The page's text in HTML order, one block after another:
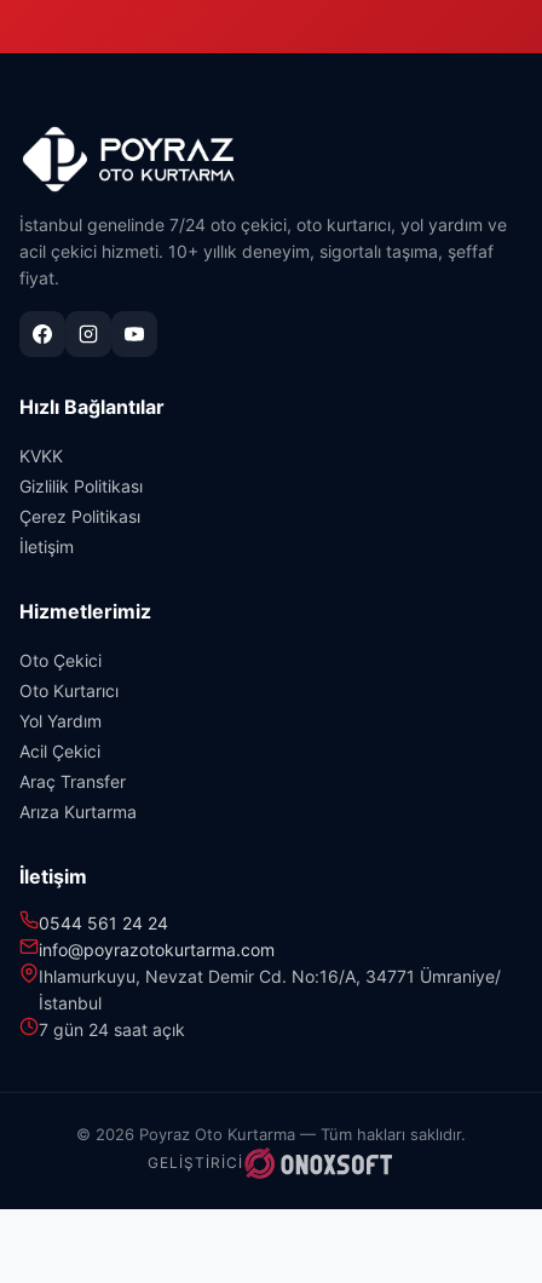
İstanbul genelinde 7/24 oto çekici, oto kurtarıcı, yol yardım ve
acil çekici hizmeti. 10+ yıllık deneyim, sigortalı taşıma, şeffaf
fiyat.
Hızlı Bağlantılar
KVKK
Gizlilik Politikası
Çerez Politikası
İletişim
Hizmetlerimiz
Oto Çekici
Oto Kurtarıcı
Yol Yardım
Acil Çekici
Araç Transfer
Arıza Kurtarma
İletişim
0544 561 24 24
info@poyrazotokurtarma.com
Ihlamurkuyu, Nevzat Demir Cd. No:16/A, 34771 Ümraniye/
İstanbul
7 gün 24 saat açık
© 2026 Poyraz Oto Kurtarma — Tüm hakları saklıdır.
GELIŞTIRICI